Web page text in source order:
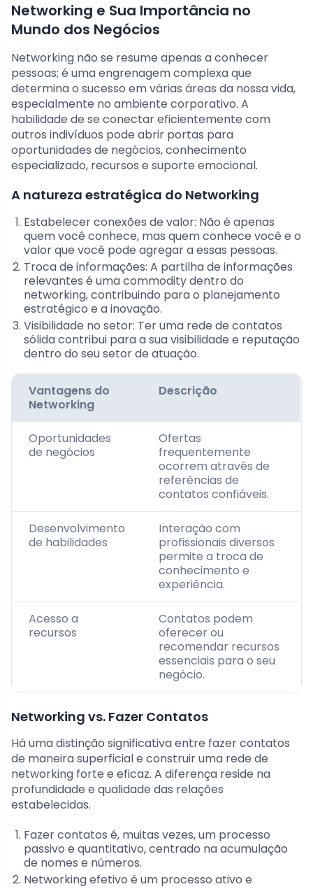
Networking e Sua Importância no
Mundo dos Negócios
Networking não se resume apenas a conhecer
pessoas; é uma engrenagem complexa que
determina o sucesso em várias áreas da nossa vida,
especialmente no ambiente corporativo. A
habilidade de se conectar eficientemente com
outros indivíduos pode abrir portas para
oportunidades de negócios, conhecimento
especializado, recursos e suporte emocional.
A natureza estratégica do Networking
Estabelecer conexões de valor: Não é apenas
quem você conhece, mas quem conhece você e o
valor que você pode agregar a essas pessoas.
Troca de informações: A partilha de informações
relevantes é uma commodity dentro do
networking, contribuindo para o planejamento
estratégico e a inovação.
Visibilidade no setor: Ter uma rede de contatos
sólida contribui para a sua visibilidade e reputação
dentro do seu setor de atuação.
Vantagens do
Networking
Descrição
Oportunidades
de negócios
Ofertas
frequentemente
ocorrem através de
referências de
contatos confiáveis.
Desenvolvimento
de habilidades
Interação com
profissionais diversos
permite a troca de
conhecimento e
experiência.
Acesso a
recursos
Contatos podem
oferecer ou
recomendar recursos
essenciais para o seu
negócio.
Networking vs. Fazer Contatos
Há uma distinção significativa entre fazer contatos
de maneira superficial e construir uma rede de
networking forte e eficaz. A diferença reside na
profundidade e qualidade das relações
estabelecidas.
Fazer contatos é, muitas vezes, um processo
passivo e quantitativo, centrado na acumulação
de nomes e números.
Networking efetivo é um processo ativo e